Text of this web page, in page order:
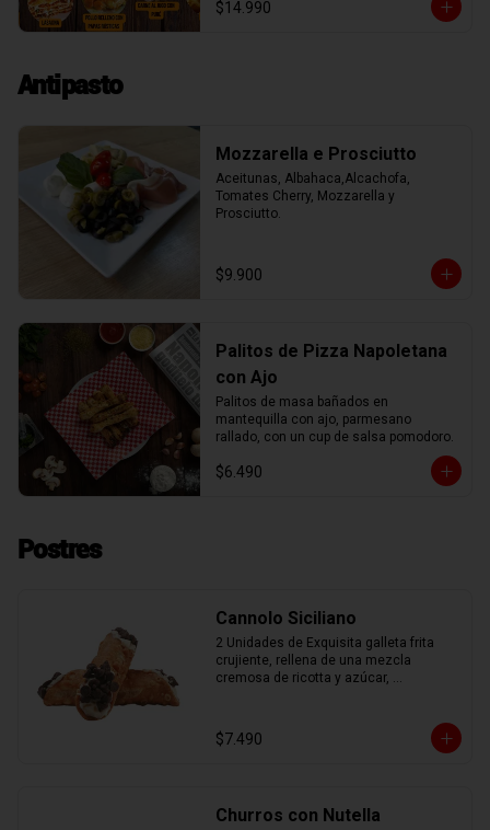
rica berenjena rellena de mozzarella.
+56987888867
Para retiro
$14.990
Antipasto
Mozzarella e Prosciutto
Aceitunas, Albahaca,Alcachofa,
Tomates Cherry, Mozzarella y
Prosciutto.
$9.900
Palitos de Pizza Napoletana
con Ajo
Palitos de masa bañados en
mantequilla con ajo, parmesano
rallado, con un cup de salsa pomodoro.
$6.490
Postres
Cannolo Siciliano
2 Unidades de Exquisita galleta frita
crujiente, rellena de una mezcla
cremosa de ricotta y azúcar,
$7.490
Churros con Nutella